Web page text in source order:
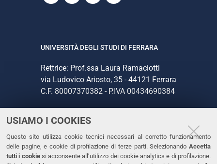
USIAMO I COOKIES
Questo sito utilizza cookie tecnici necessari al corretto funzionamento
delle pagine, e cookie di profilazione di terze parti. Selezionando Accetta
tutti i cookiesi acconsente all’utilizzo dei cookie analytics e di profilazione.
UNIVERSITÀ DEGLI STUDI DI FERRARA
Rettrice: Prof.ssa Laura Ramaciotti
via Ludovico Ariosto, 35 - 44121 Ferrara
C.F. 80007370382 - P.IVA 00434690384
CONTATTI
Tel. +39 0532 293111
Fax. +39 0532 293031